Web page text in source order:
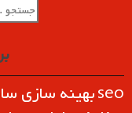
seoبهینه سازی